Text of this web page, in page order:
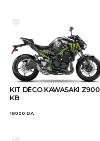
KIT DÉCO KAWASAKI Z900
KB
18000 DA